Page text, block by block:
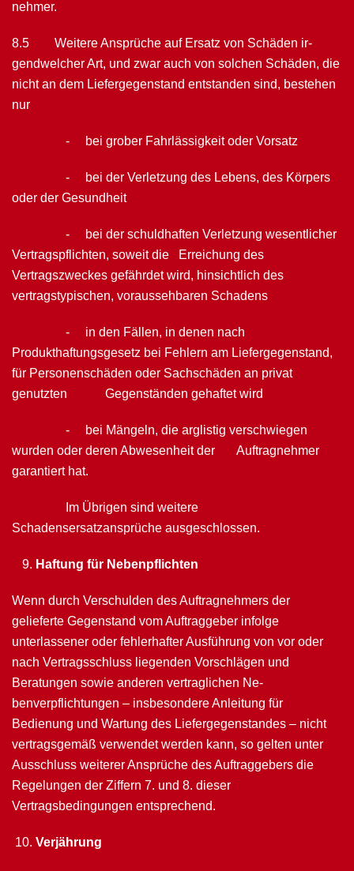
nehmer.
8.5 Weitere Ansprüche auf Ersatz von Schäden ir­
gendwelcher Art, und zwar auch von solchen Schäden, die
nicht an dem Liefergegenstand entstanden sind, bestehen
nur
- bei grober Fahrlässigkeit oder Vorsatz
- bei der Verletzung des Lebens, des Körpers
oder der Gesundheit
- bei der schuldhaften Verletzung wesentlicher
Vertragspflichten, soweit die Erreichung des
Vertragszweckes gefährdet wird, hinsichtlich des
vertragstypischen, voraussehbaren Schadens
- in den Fällen, in denen nach
Produkthaftungsgesetz bei Fehlern am Liefergegenstand,
für Personenschäden oder Sachschäden an privat
genutzten Gegenständen ge­haftet wird
- bei Mängeln, die arglistig verschwiegen
wurden oder deren Abwesenheit der Auftragnehmer
garantiert hat.
Im Übrigen sind weitere
Schadensersatzansprüche ausgeschlossen.
Haftung für Nebenpflichten
Wenn durch Verschulden des Auftragnehmers der
gelieferte Gegenstand vom Auf­traggeber infolge
unterlassener oder fehlerhafter Ausführung von vor oder
nach Ver­tragsschluss liegenden Vorschlägen und
Beratungen sowie anderen vertraglichen Ne­
benverpflichtungen – insbesondere Anleitung für
Bedienung und Wartung des Liefer­gegenstandes – nicht
vertragsgemäß verwendet werden kann, so gelten unter
Aus­schluss weiterer Ansprüche des Auftraggebers die
Regelungen der Ziffern 7. und 8. dieser
Vertragsbedingungen ent­spre­chend.
Verjährung